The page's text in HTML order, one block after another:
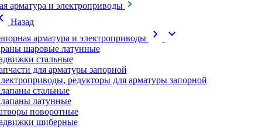
арматура и электроприводы
Назад
арматура и электроприводы
chevron_right expand_more
шаровые латунные
стальные
для арматуры запорной
редукторы для арматуры запорной
стальные
латунные
поворотные
шиберные